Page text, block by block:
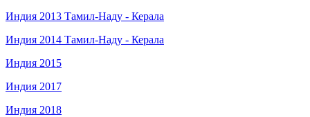
Индия 2013 Тамил-Наду - Керала
Индия 2014 Тамил-Наду - Керала
Индия 2015
Индия 2017
Индия 2018